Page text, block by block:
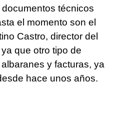
técnicos
el momento son el
Castro, director del
ya que otro tipo de
y facturas, ya
hace unos años.